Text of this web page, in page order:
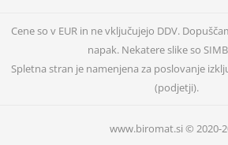
Cene so v EUR in ne vključujejo DDV.
napak. Nekatere slike so
Spletna stran je namenjena za poslovanje
(podjetji).
www.biromat.si © 2020-